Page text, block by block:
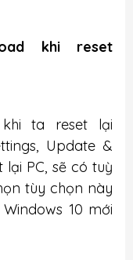
khi reset
ta reset lại
Update &
lại PC, sẽ có tuỳ
tùy chọn này
10 mới